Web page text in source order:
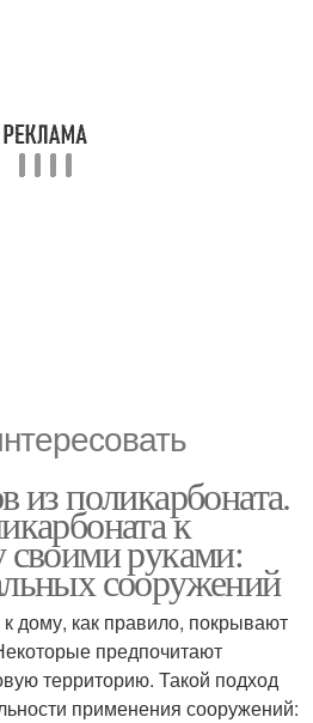
из поликарбоната.
к
своими руками:
сооружений
как правило, покрывают
предпочитают
территорию. Такой подход
применения сооружений: